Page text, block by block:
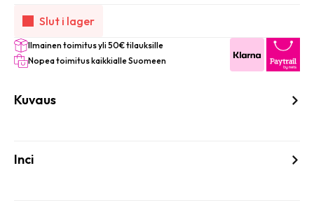
Slut i lager
Ilmainen toimitus yli 50€ tilauksille
Nopea toimitus kaikkialle Suomeen
Kuvaus
Inci